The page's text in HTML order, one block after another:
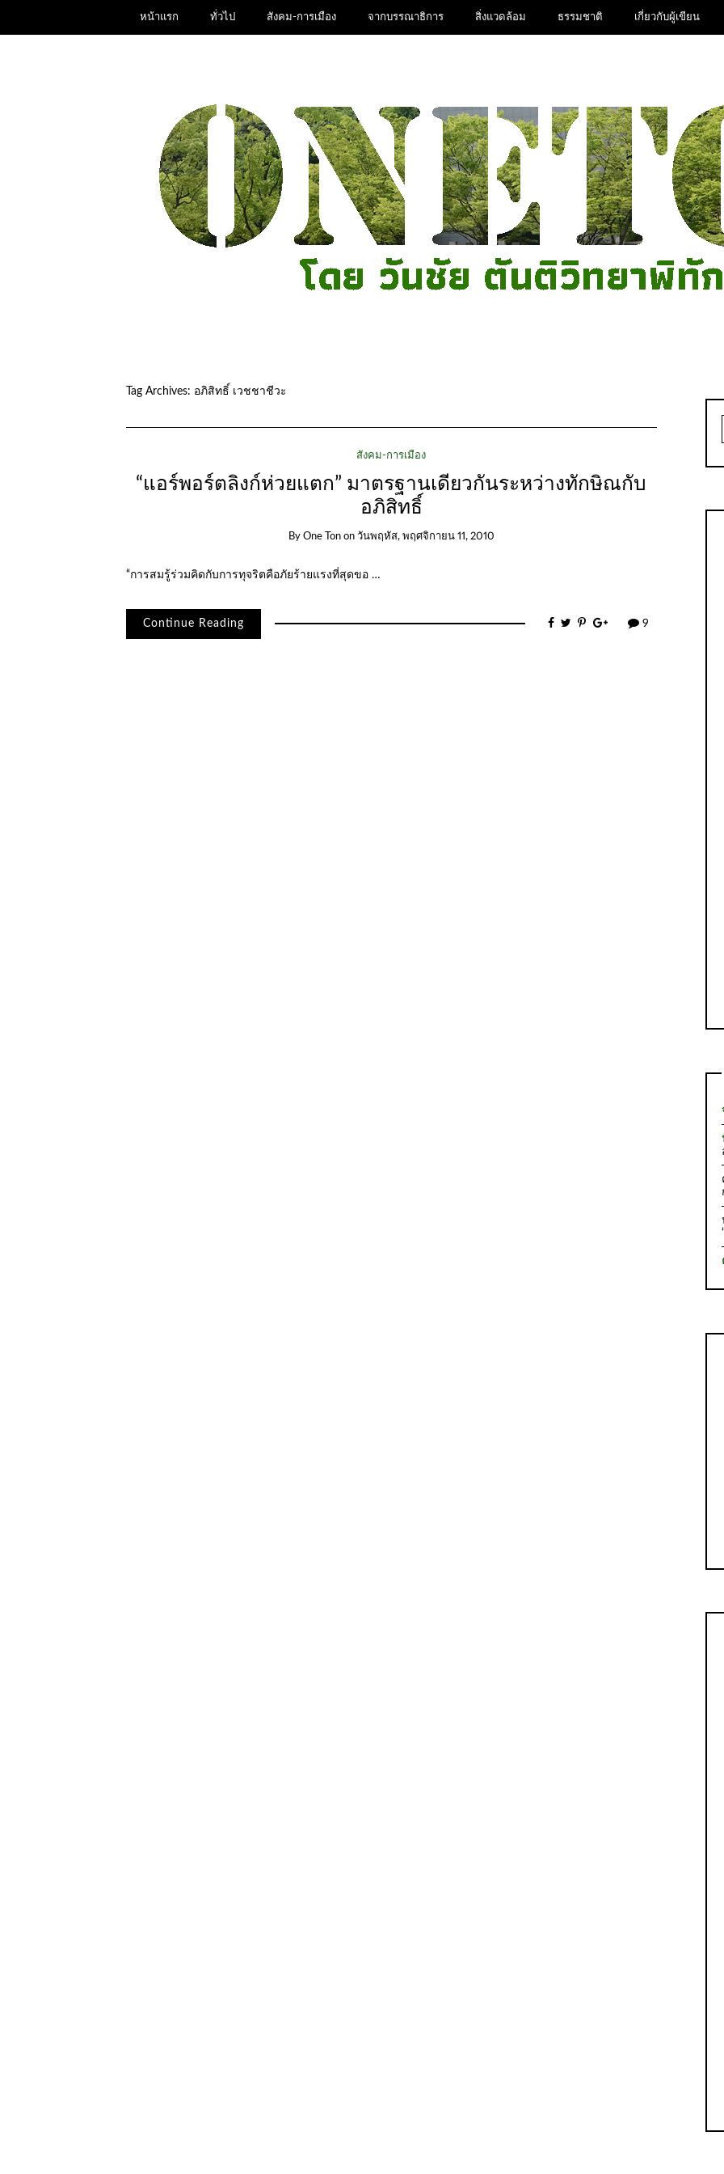
หน้าแรก ทั่วไป สังคม-การเมือง จากบรรณาธิการ สิ่งแวดล้อม ธรรมชาติ เกี่ยวกับผู้เขียน
Tag Archives: อภิสิทธิ์ เวชชาชีวะ
สังคม-การเมือง
“แอร์พอร์ตลิงก์ห่วยแตก” มาตรฐานเดียวกันระหว่างทักษิณกับ
อภิสิทธิ์
By One Ton on วันพฤหัส, พฤศจิกายน 11, 2010
“การสมรู้ร่วมคิดกับการทุจริตคือภัยร้ายแรงที่สุดขอ …
Continue Reading 9